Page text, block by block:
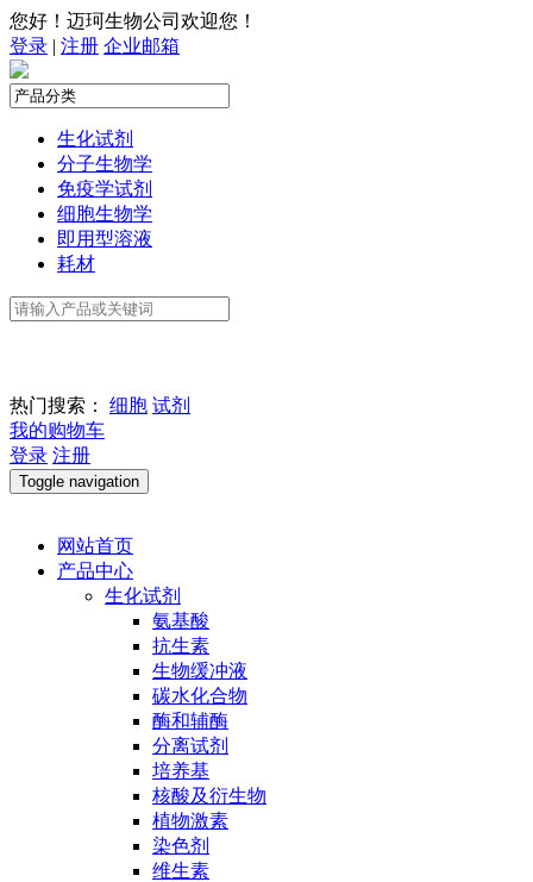
您好！迈珂生物公司欢迎您！
登录 | 注册 企业邮箱
生化试剂
分子生物学
免疫学试剂
细胞生物学
即用型溶液
耗材
热门搜索： 细胞 试剂
我的购物车
登录 注册
Toggle navigation
网站首页
产品中心
生化试剂
氨基酸
抗生素
生物缓冲液
碳水化合物
酶和辅酶
分离试剂
培养基
核酸及衍生物
植物激素
染色剂
维生素